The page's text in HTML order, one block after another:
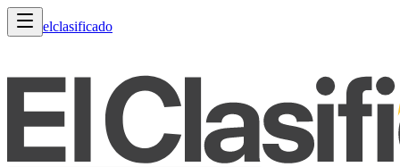
elclasificado